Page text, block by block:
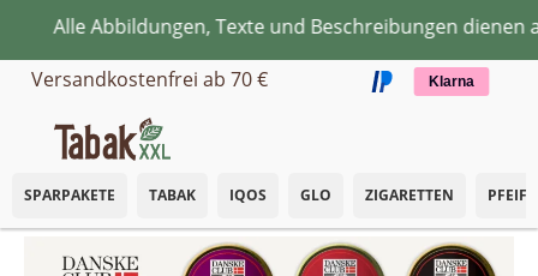
Zum Hauptinhalt springen
Abbildungen, Texte und Beschreibungen dienen
Versandkostenfrei ab 70 €
Klarna
SPARPAKETE TABAK IQOS GLO ZIGARETTEN